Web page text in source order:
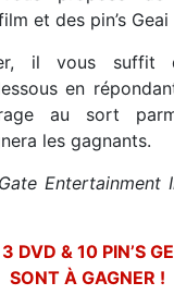
et des pin’s
il vous suffit
en
au sort
les gagnants.
Entertainment
3 DVD & 10 PIN’S
SONT À GAGNER !